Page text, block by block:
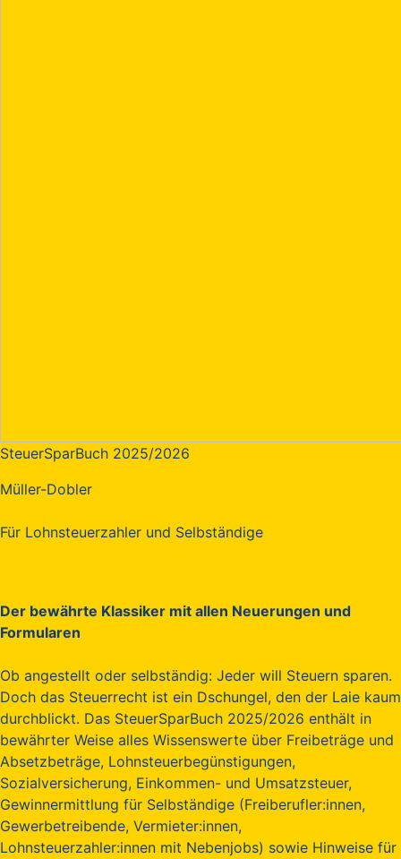
SteuerSparBuch 2025/2026
Müller-Dobler
Für Lohnsteuerzahler und Selbständige
Der bewährte Klassiker mit allen Neuerungen und
Formularen
Ob angestellt oder selbständig: Jeder will Steuern sparen.
Doch das Steuerrecht ist ein Dschungel, den der Laie kaum
durchblickt. Das SteuerSparBuch 2025/2026 enthält in
bewährter Weise alles Wissenswerte über Freibeträge und
Absetzbeträge, Lohnsteuerbegünstigungen,
Sozialversicherung, Einkommen- und Umsatzsteuer,
Gewinnermittlung für Selbständige (Freiberufler:innen,
Gewerbetreibende, Vermieter:innen,
Lohnsteuerzahler:innen mit Nebenjobs) sowie Hinweise für